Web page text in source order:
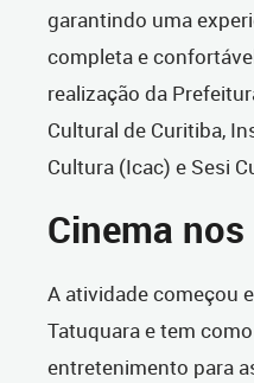
garantindo uma
completa e
realização da
Cultural de Curitiba,
Cultura (Icac) e Sesi
Cinema
A atividade começou
Tatuquara e tem
entretenimento para